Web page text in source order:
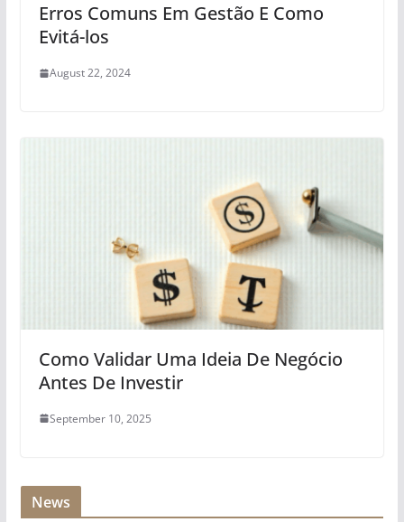
Erros Comuns Em Gestão E Como
Evitá-los
August 22, 2024
Como Validar Uma Ideia De Negócio
Antes De Investir
September 10, 2025
News